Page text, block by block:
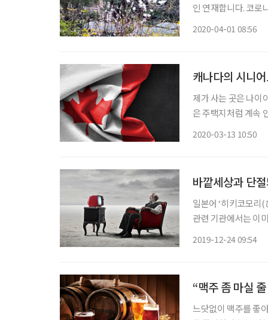
인 연재합니다. 코로
2020-04-01 08:56
캐나다의 시니
제가 사는 곳은 나이
은 주택지처럼 계속
2020-03-13 10:50
바깥세상과 단
일본어 ‘히키코모리
관련 기관에서는 이
2019-12-24 09:54
“맥주 좀 마실
느닷없이 맥주를 좋